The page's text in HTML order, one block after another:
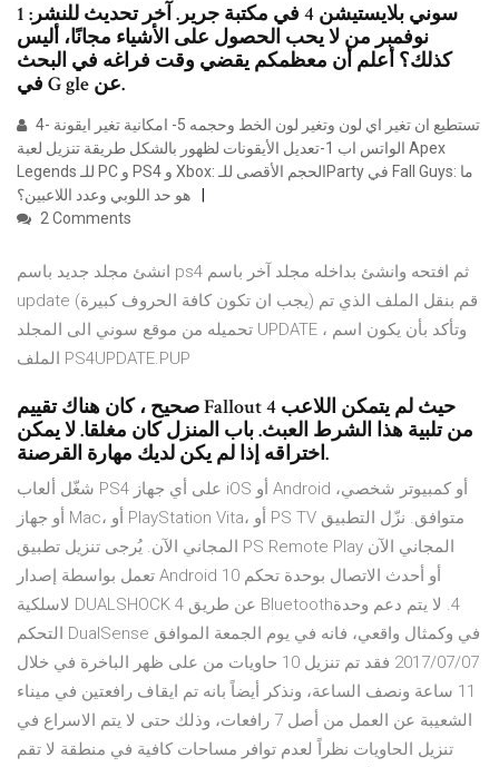
سوني بلايستيشن 4 في مكتبة جرير. آخر تحديث للنشر: 1
نوفمبر من لا يحب الحصول على الأشياء مجانًا، أليس
كذلك؟ أعلم أن معظمكم يقضي وقت فراغه في البحث
في G gle عن.
4- تستطيع ان تغير اي لون وتغير لون الخط وحجمه 5- امكانية تغير ايقونة
الواتس اب 1-تعديل الأيقونات لظهور بالشكل طريقة تنزيل لعبة Apex
Legends للـ PC و PS4 و Xbox: الحجم الأقصى للـParty في Fall Guys: ما
هو حد اللوبي وعدد اللاعبين؟
2 Comments
انشئ مجلد جديد باسم ps4 ثم افتحه وانشئ بداخله مجلد آخر باسم
update (يجب ان تكون كافة الحروف كبيرة) قم بنقل الملف الذي تم
تحميله من موقع سوني الى المجلد UPDATE ، وتأكد بأن يكون اسم
الملف PS4UPDATE.PUP
صحيح ، كان هناك تقييم Fallout 4 حيث لم يتمكن اللاعب
من تلبية هذا الشرط العبث. باب المنزل كان مغلقا. لا يمكن
اختراقه إذا لم يكن لديك مهارة القرصنة.
شغّل ألعاب PS4 على أي جهاز iOS أو Android أو كمبيوتر شخصي،
أو جهاز Mac، أو PlayStation Vita، أو PS TV متوافق. نزّل التطبيق
المجاني الآن. يُرجى تنزيل تطبيق PS Remote Play المجاني الآن
تعمل بواسطة إصدار Android 10 أو أحدث الاتصال بوحدة تحكم
لاسلكية DUALSHOCK 4 عن طريق Bluetooth‏ 4. لا يتم دعم وحدة
التحكم DualSense في وكمثال واقعي، فانه في يوم الجمعة الموافق
2017/07/07 فقد تم تنزيل 10 حاويات من على ظهر الباخرة في خلال
11 ساعة ونصف الساعة، ونذكر أيضاً بانه تم ايقاف رافعتين في ميناء
الشعيبة عن العمل من أصل 7 رافعات، وذلك حتى لا يتم الاسراع في
تنزيل الحاويات نظراً لعدم توافر مساحات كافية في منطقة لا تقم